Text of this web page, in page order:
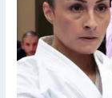
jeunes
compétiteurs
du
CSKS14